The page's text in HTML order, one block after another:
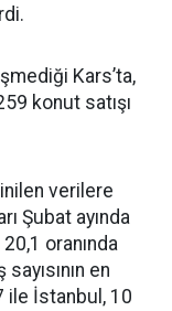
Kars’ta,
konut satışı
verilere
Şubat ayında
20,1 oranında
en
ile İstanbul, 10